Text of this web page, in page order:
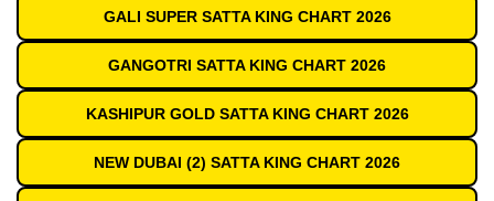
GALI SUPER SATTA KING CHART 2026
GANGOTRI SATTA KING CHART 2026
KASHIPUR GOLD SATTA KING CHART 2026
NEW DUBAI (2) SATTA KING CHART 2026